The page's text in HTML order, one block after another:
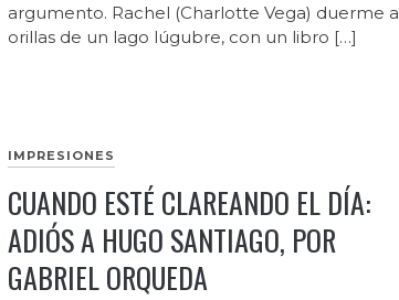
argumento. Rachel (Charlotte Vega) duerme a
orillas de un lago lúgubre, con un libro […]
IMPRESIONES
CUANDO ESTÉ CLAREANDO EL DÍA:
ADIÓS A HUGO SANTIAGO, POR
GABRIEL ORQUEDA